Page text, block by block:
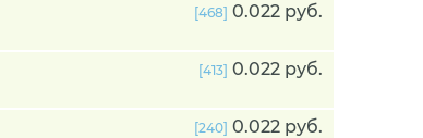
[468] 0.022 руб.
[413] 0.022 руб.
[240] 0.022 руб.